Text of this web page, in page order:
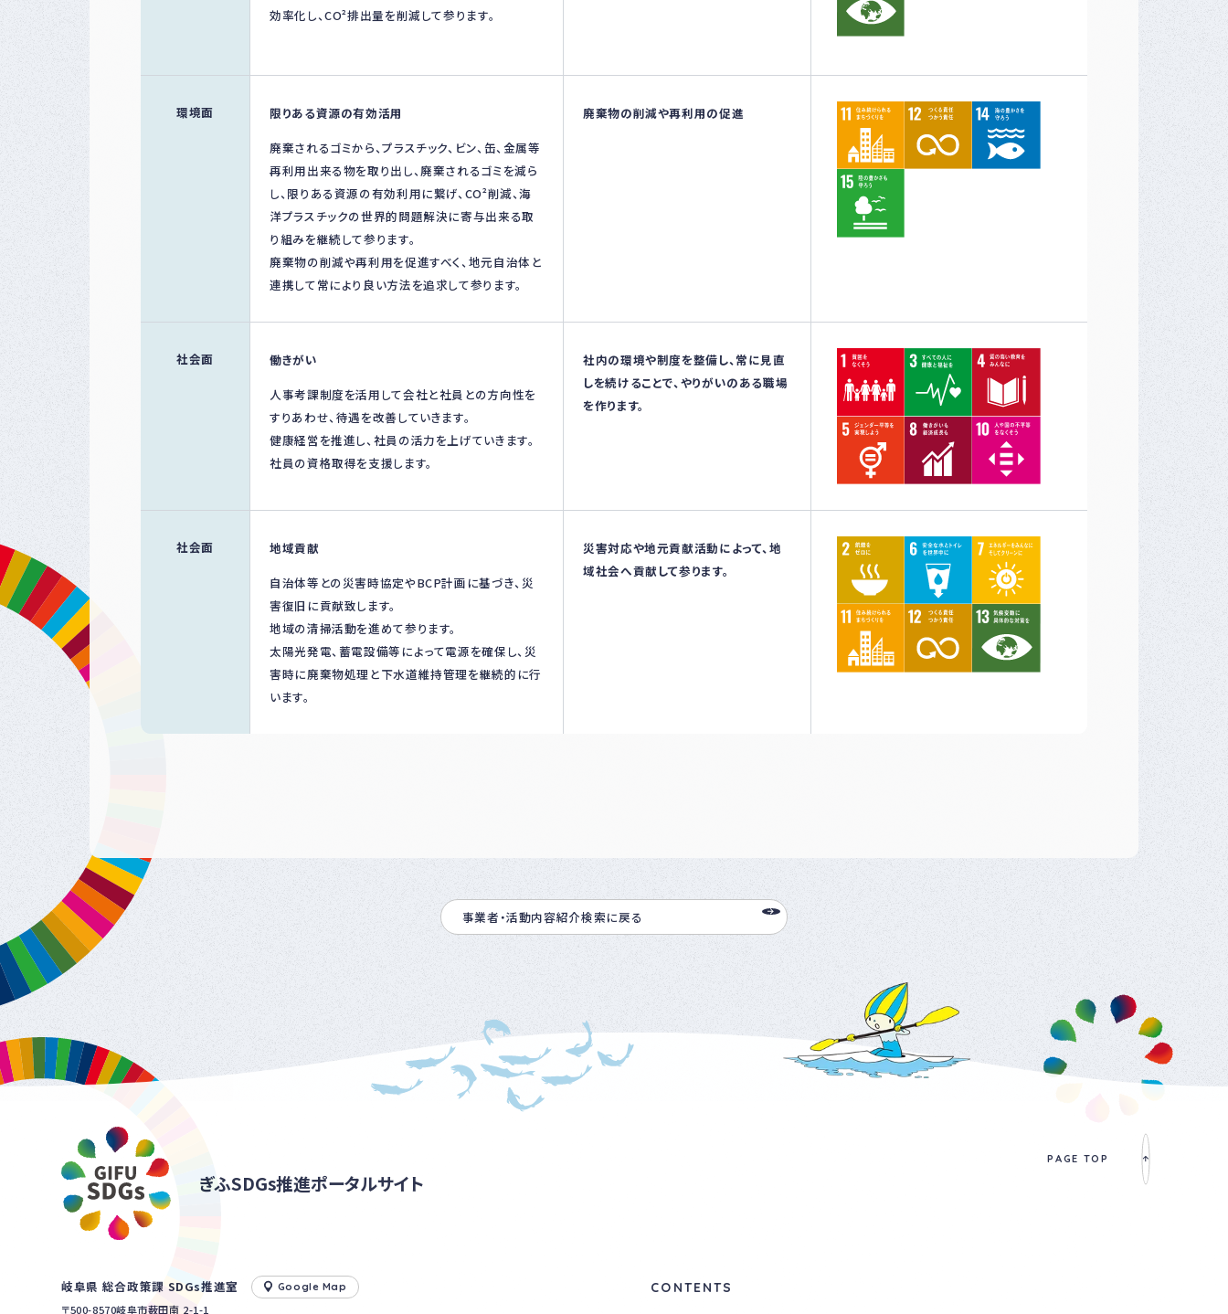
効率化し、CO²排出量を削減して参ります。
環境面
限りある資源の有効活用
廃棄されるゴミから、プラスチック、ビン、缶、金属等
再利用出来る物を取り出し、廃棄されるゴミを減ら
し、限りある資源の有効利用に繋げ、CO²削減、海
洋プラスチックの世界的問題解決に寄与出来る取
り組みを継続して参ります。
廃棄物の削減や再利用を促進すべく、地元自治体と
連携して常により良い方法を追求して参ります。
廃棄物の削減や再利用の促進
社会面
働きがい
人事考課制度を活用して会社と社員との方向性を
すりあわせ、待遇を改善していきます。
健康経営を推進し、社員の活力を上げていきます。
社員の資格取得を支援します。
社内の環境や制度を整備し、常に見直
しを続けることで、やりがいのある職場
を作ります。
社会面
地域貢献
自治体等との災害時協定やBCP計画に基づき、災
害復旧に貢献致します。
地域の清掃活動を進めて参ります。
太陽光発電、蓄電設備等によって電源を確保し、災
害時に廃棄物処理と下水道維持管理を継続的に行
います。
災害対応や地元貢献活動によって、地
域社会へ貢献して参ります。
事業者・活動内容紹介検索に戻る
PAGE TOP
ぎふSDGs推進ポータルサイト
岐阜県 総合政策課 SDGs推進室 Google Map
〒500-8570岐阜市薮田南 2-1-1
CONTENTS